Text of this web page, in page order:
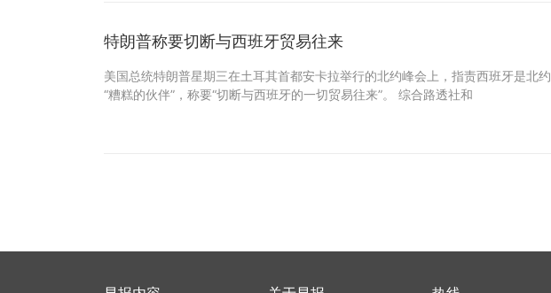
特朗普称要切断与西班牙贸易往来
美国总统特朗普星期三在土耳其首都安卡拉举行的北约峰会上，指责西班牙是北约
“糟糕的伙伴”，称要“切断与西班牙的一切贸易往来”。 综合路透社和